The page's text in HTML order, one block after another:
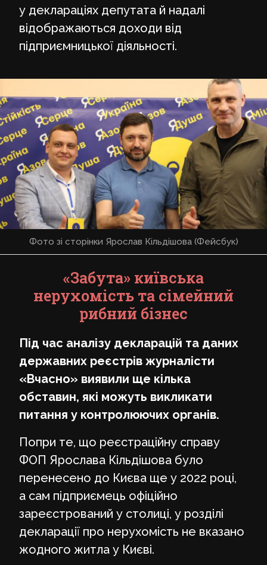
у деклараціях депутата й надалі
відображаються доходи від
підприємницької діяльності.
Фото зі сторінки Ярослав Кільдішова (Фейсбук)
«Забута» київська
нерухомість та сімейний
рибний бізнес
Під час аналізу декларацій та даних
державних реєстрів журналісти
«Вчасно» виявили ще кілька
обставин, які можуть викликати
питання у контролюючих органів.
Попри те, що реєстраційну справу
ФОП Ярослава Кільдішова було
перенесено до Києва ще у 2022 році,
а сам підприємець офіційно
зареєстрований у столиці, у розділі
декларації про нерухомість не вказано
жодного житла у Києві.